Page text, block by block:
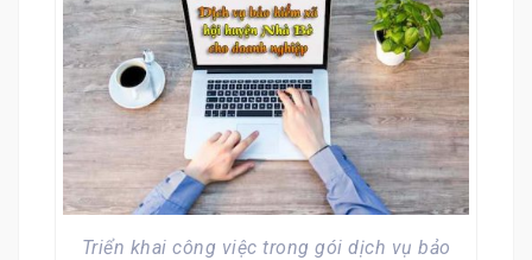
Triển khai công việc trong gói dịch vụ bảo